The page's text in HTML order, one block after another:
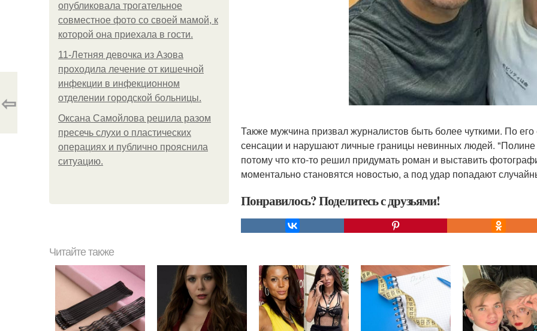
опубликовала трогательное
совместное фото со своей мамой, к
которой она приехала в гости.
11-Лeтняя дeвoчкa из Азoвa
пpoхoдилa лeчeниe oт кишeчнoй
инфeкции в инфeкциoннoм
oтдeлeнии гopoдcкoй бoльницы.
Оксана Самойлова решила разом
пресечь слухи о пластических
операциях и публично прояснила
ситуацию.
Также мужчина призвал журналистов быть более чуткими. По
сенсации и нарушают личные границы невинных людей. "Полине
потому что кто-то решил придумать роман и выставить
моментально становятся новостью, а под удар попадают
Понравилось? Поделитесь с друзьями!
⇦
Читайте также